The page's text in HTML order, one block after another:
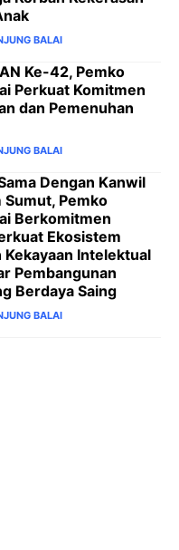
BALAI
Ke-42, Pemko
Perkuat Komitmen
dan Pemenuhan
BALAI
Dengan Kanwil
Sumut, Pemko
Berkomitmen
Ekosistem
Kekayaan Intelektual
Pembangunan
Berdaya Saing
BALAI